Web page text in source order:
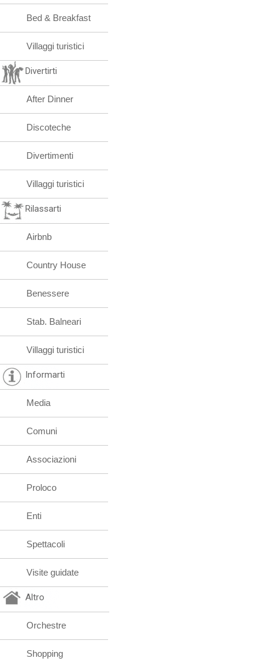
Bed & Breakfast
Villaggi turistici
Divertirti
After Dinner
Discoteche
Divertimenti
Villaggi turistici
Rilassarti
Airbnb
Country House
Benessere
Stab. Balneari
Villaggi turistici
Informarti
Media
Comuni
Associazioni
Proloco
Enti
Spettacoli
Visite guidate
Altro
Orchestre
Shopping